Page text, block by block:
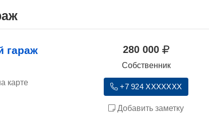
гараж
карте
280 000
Собственник
+7 924 XXXXXXX
Добавить заметку